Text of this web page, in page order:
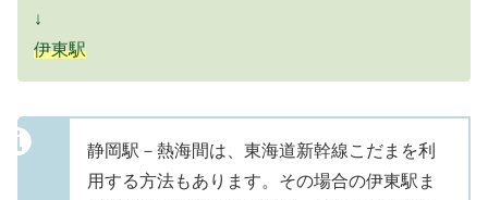
↓
伊東駅
静岡駅－熱海間は、東海道新幹線こだまを利
用する方法もあります。その場合の伊東駅ま